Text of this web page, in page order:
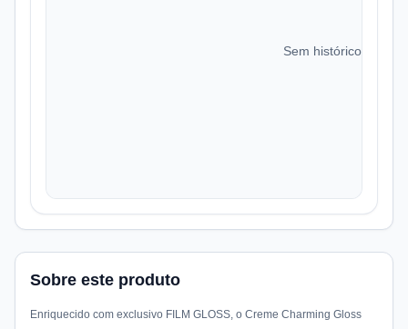
Sem histórico de
Sobre este produto
Enriquecido com exclusivo FILM GLOSS, o Creme Charming Gloss